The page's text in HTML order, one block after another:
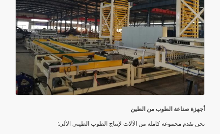
أجهزة صناعة الطوب من الطين
نحن نقدم مجموعة كاملة من الآلات لإنتاج الطوب الطيني الآلي: